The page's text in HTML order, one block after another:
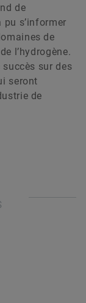
de
s’informer
de
l’hydrogène.
sur des
seront
de